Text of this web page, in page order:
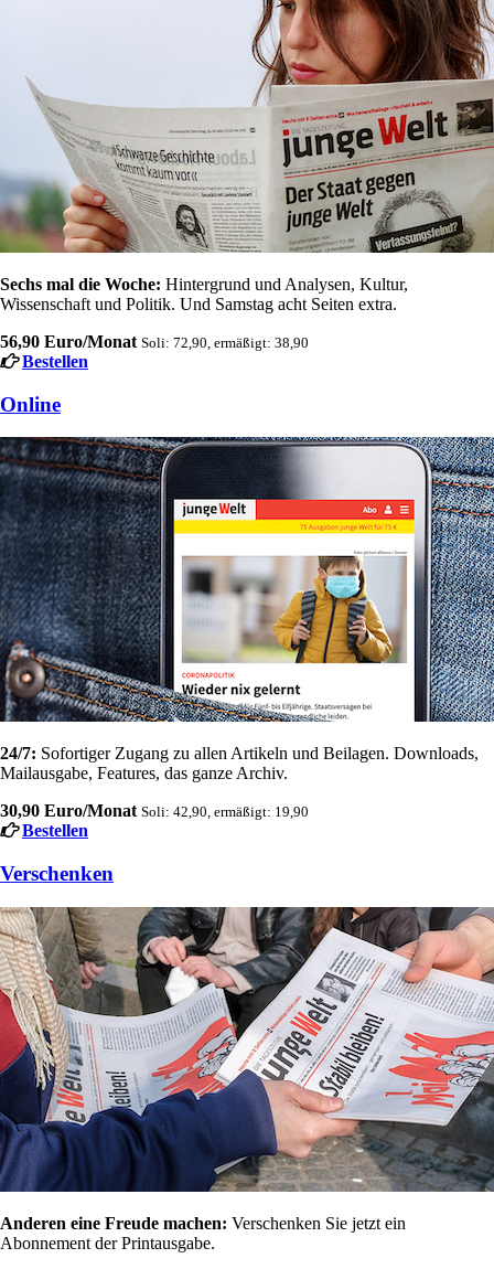
Sechs mal die Woche: Hintergrund und Analysen, Kultur,
Wissenschaft und Politik. Und Samstag acht Seiten extra.
56,90 Euro/Monat Soli: 72,90, ermäßigt: 38,90
Bestellen
Online
24/7: Sofortiger Zugang zu allen Artikeln und Beilagen. Downloads,
Mailausgabe, Features, das ganze Archiv.
30,90 Euro/Monat Soli: 42,90, ermäßigt: 19,90
Bestellen
Verschenken
Anderen eine Freude machen: Verschenken Sie jetzt ein
Abonnement der Printausgabe.